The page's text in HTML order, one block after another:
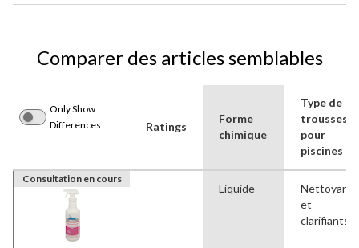
Comparer des articles semblables
Only Show
Differences
Ratings
Forme
chimique
Type de
trousses
pour
piscines
Consultation en cours
Liquide
Nettoyants
et
clarifiants